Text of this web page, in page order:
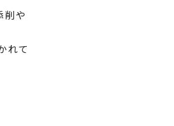
削や
れて